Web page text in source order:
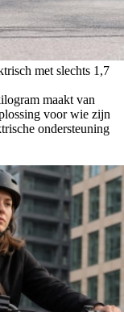
met slechts 1,7
maakt van
voor wie zijn
ondersteuning